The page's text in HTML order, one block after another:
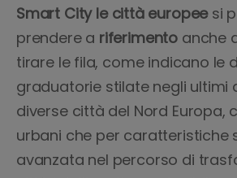
Smart City le città europeesi
prendere a riferimento anche
tirare le fila, come indicano le
graduatorie stilate negli ultimi
diverse città del Nord Europa,
urbani che per caratteristiche
avanzata nel percorso di